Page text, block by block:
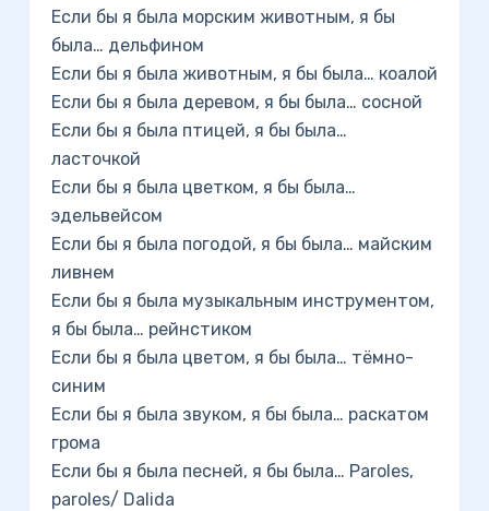
Если бы я была морским животным, я бы
была… дельфином
Если бы я была животным, я бы была… коалой
Если бы я была деревом, я бы была… сосной
Если бы я была птицей, я бы была…
ласточкой
Если бы я была цветком, я бы была…
эдельвейсом
Если бы я была погодой, я бы была… майским
ливнем
Если бы я была музыкальным инструментом,
я бы была… рейнстиком
Если бы я была цветом, я бы была… тёмно-
синим
Если бы я была звуком, я бы была… раскатом
грома
Если бы я была песней, я бы была… Paroles,
paroles/ Dalida